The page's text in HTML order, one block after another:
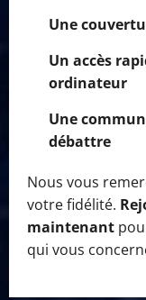
Une
Un accès
ordinateur
Une
débattre
Nous vous
votre fidélité.
maintenant
qui vous